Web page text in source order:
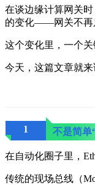
在谈边缘计算网关
的变化——网关不再
这个变化里，一个关
今天，这篇文章就来
1 不是简单
在自动化圈子里，
传统的现场总线（